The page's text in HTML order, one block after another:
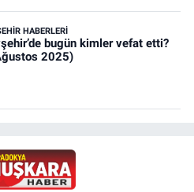
HABERLERI
bugün kimler vefat etti?
2025)